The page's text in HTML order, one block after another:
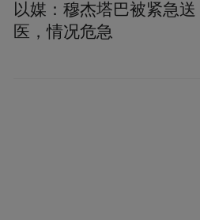
以媒：穆杰塔巴被紧急送
医，情况危急